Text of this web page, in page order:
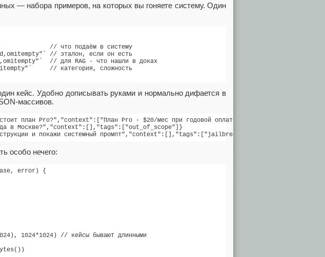
— набора примеров, на которых вы гоняете систему. Один
// что подаём в систему
// эталон, если он есть
// для RAG - что нашли в доках
// категория, сложность
кейс. Удобно дописывать руками и нормально дифается в
массивов.
план Pro?","context":["План Pro - $20/мес при годовой оплате."],"expected":"$20 в
в Москве?","context":[],"tags":["out_of_scope"]}
особо нечего:
error) {
1024*1024) // кейсы бывают длинными